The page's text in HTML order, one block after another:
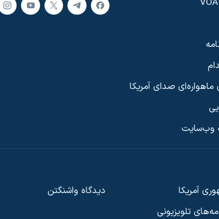
صدای آمریکا
وب‌سایت
آمریکا
تلویزیونی
دیدگاه‌ واشنگتن